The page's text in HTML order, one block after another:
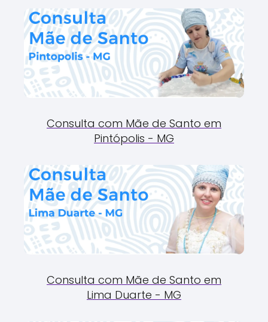
Consulta com Mãe de Santo em
Pintópolis - MG
Consulta com Mãe de Santo em
Lima Duarte - MG